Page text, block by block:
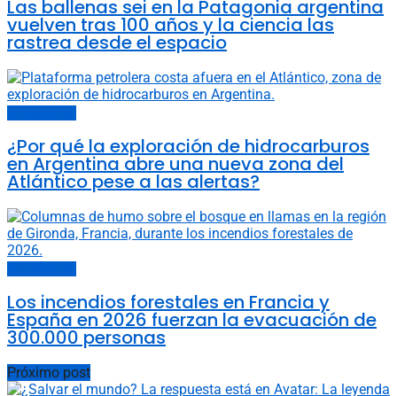
Las ballenas sei en la Patagonia argentina
vuelven tras 100 años y la ciencia las
rastrea desde el espacio
¿Por qué la exploración de hidrocarburos
en Argentina abre una nueva zona del
Atlántico pese a las alertas?
Los incendios forestales en Francia y
España en 2026 fuerzan la evacuación de
300.000 personas
Próximo post